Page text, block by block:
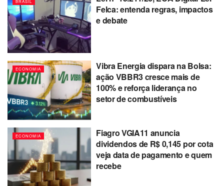
BRASIL
Felca: entenda regras, impactos
e debate
ECONOMIA
Vibra Energia dispara na Bolsa:
ação VBBR3 cresce mais de
100% e reforça liderança no
setor de combustíveis
ECONOMIA
Fiagro VGIA11 anuncia
dividendos de R$ 0,145 por cota
veja data de pagamento e quem
recebe